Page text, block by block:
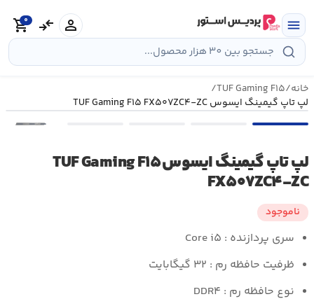
به
محتوا
menu
person
compare_arrows
shopping_cart
0
خانه/TUF Gaming F۱۵/
لپ تاپ گیمینگ ایسوس TUF Gaming F۱۵ FX۵۰۷ZC۴-ZC
•••
لپ تاپ گیمینگ ایسوس TUF Gaming F۱۵
FX۵۰۷ZC۴-ZC
ناموجود
سری پردازنده : Core i۵
ظرفیت حافظه رم : ۳۲ گیگابایت
نوع حافظه رم : DDR۴